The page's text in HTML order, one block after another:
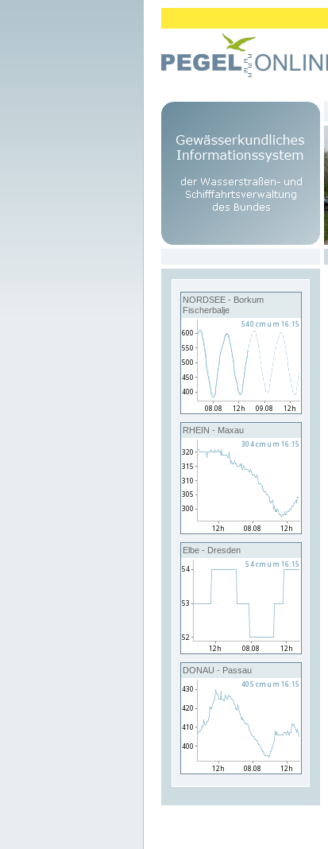
NORDSEE - Borkum
Fischerbalje
RHEIN - Maxau
Elbe - Dresden
DONAU - Passau